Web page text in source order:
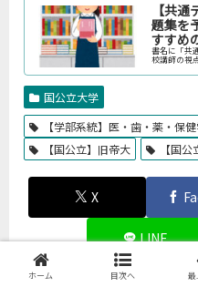
【共
題集を
すすめ
書名に「共
校講師の視
国公立大学
【学部系統】医・歯・薬・保
【国公立】旧帝大
【国
X
LINE
ホーム 目次へ 最